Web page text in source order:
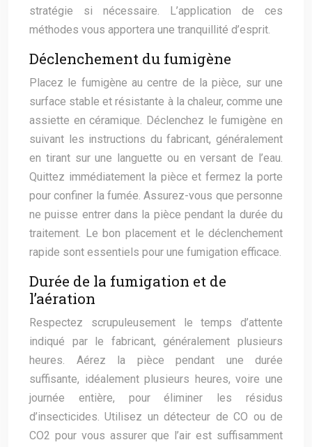
stratégie si nécessaire. L’application de ces
méthodes vous apportera une tranquillité d’esprit.
Déclenchement du fumigène
Placez le fumigène au centre de la pièce, sur une
surface stable et résistante à la chaleur, comme une
assiette en céramique. Déclenchez le fumigène en
suivant les instructions du fabricant, généralement
en tirant sur une languette ou en versant de l’eau.
Quittez immédiatement la pièce et fermez la porte
pour confiner la fumée. Assurez-vous que personne
ne puisse entrer dans la pièce pendant la durée du
traitement. Le bon placement et le déclenchement
rapide sont essentiels pour une fumigation efficace.
Durée de la fumigation et de
l’aération
Respectez scrupuleusement le temps d’attente
indiqué par le fabricant, généralement plusieurs
heures. Aérez la pièce pendant une durée
suffisante, idéalement plusieurs heures, voire une
journée entière, pour éliminer les résidus
d’insecticides. Utilisez un détecteur de CO ou de
CO2 pour vous assurer que l’air est suffisamment